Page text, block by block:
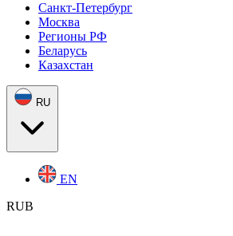
Санкт-Петербург
Москва
Регионы РФ
Беларусь
Казахстан
RU
EN
RUB